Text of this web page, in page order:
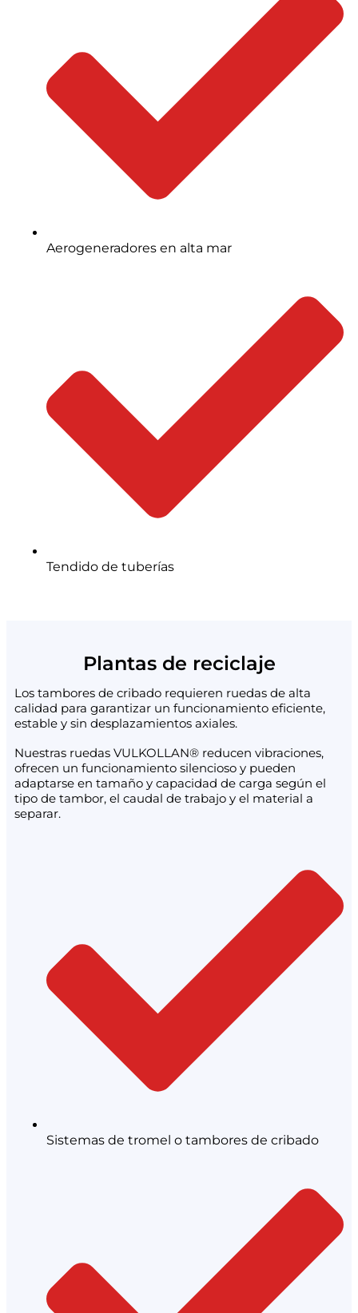
Aerogeneradores en alta mar
Tendido de tuberías
Plantas de reciclaje
Los tambores de cribado requieren ruedas de alta
calidad para garantizar un funcionamiento eficiente,
estable y sin desplazamientos axiales.
Nuestras ruedas VULKOLLAN® reducen vibraciones,
ofrecen un funcionamiento silencioso y pueden
adaptarse en tamaño y capacidad de carga según el
tipo de tambor, el caudal de trabajo y el material a
separar.
Sistemas de tromel o tambores de cribado